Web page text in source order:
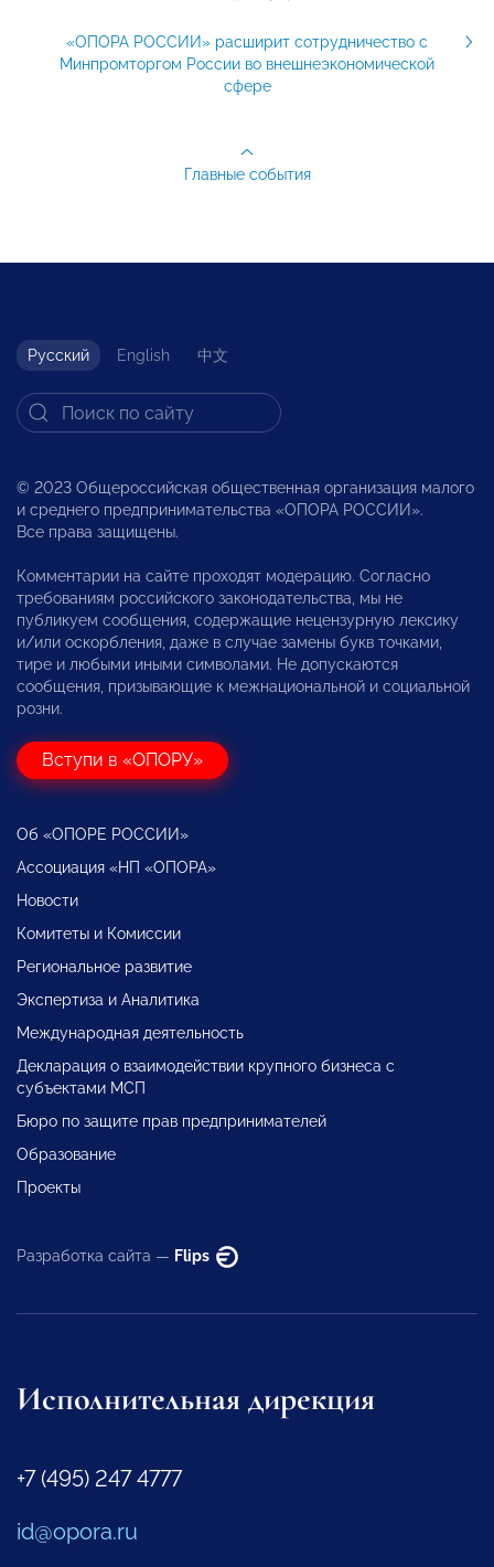
«ОПОРА РОССИИ» расширит сотрудничество с
Минпромторгом России во внешнеэкономической
сфере
Главные события
Русский English 中文
© 2023 Общероссийская общественная организация малого
и среднего предпринимательства «ОПОРА РОССИИ».
Все права защищены.
Комментарии на сайте проходят модерацию. Согласно
требованиям российского законодательства, мы не
публикуем сообщения, содержащие нецензурную лексику
и/или оскорбления, даже в случае замены букв точками,
тире и любыми иными символами. Не допускаются
сообщения, призывающие к межнациональной и социальной
розни.
Вступи в «ОПОРУ»
Об «ОПОРЕ РОССИИ»
Ассоциация «НП «ОПОРА»
Новости
Комитеты и Комиссии
Региональное развитие
Экспертиза и Аналитика
Международная деятельность
Декларация о взаимодействии крупного бизнеса с
субъектами МСП
Бюро по защите прав предпринимателей
Образование
Проекты
Разработка сайта — Flips
Исполнительная дирекция
+7 (495) 247 4777
id@opora.ru